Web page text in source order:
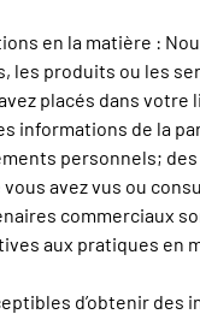
en la matière :
les produits ou les
placés dans
informations de la
personnels;
avez vus ou
commerciaux
aux pratiques
d’obtenir